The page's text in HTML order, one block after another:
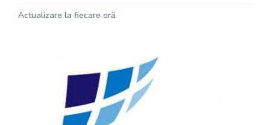
Actualizare la fiecare oră.